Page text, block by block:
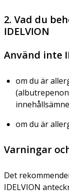
2. Vad du
IDELVION
Använd inte
om du är
om du är
Varningar
Det
IDELVION